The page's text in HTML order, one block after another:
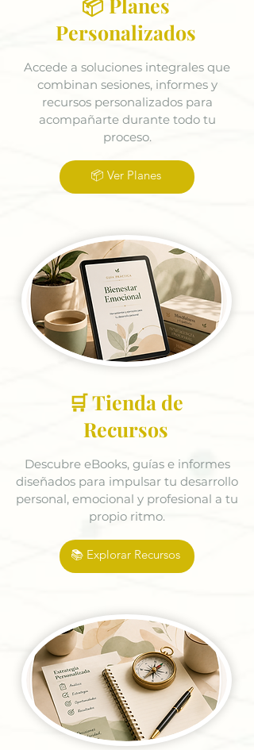
Personalizados
Accede a soluciones integrales que
combinan sesiones, informes y
recursos personalizados para
acompañarte durante todo tu
proceso.
📦 Ver Planes
🛒 Tienda de
Recursos
Descubre eBooks, guías e informes
diseñados para impulsar tu desarrollo
personal, emocional y profesional a tu
propio ritmo.
📚 Explorar Recursos